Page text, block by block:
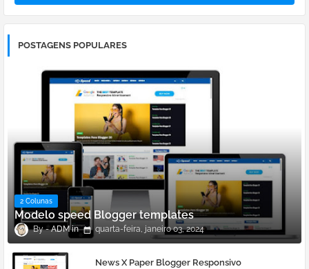
POSTAGENS POPULARES
2 Colunas
Modelo speed Blogger templates
ADM quarta-feira, janeiro 03, 2024
News X Paper Blogger Responsivo